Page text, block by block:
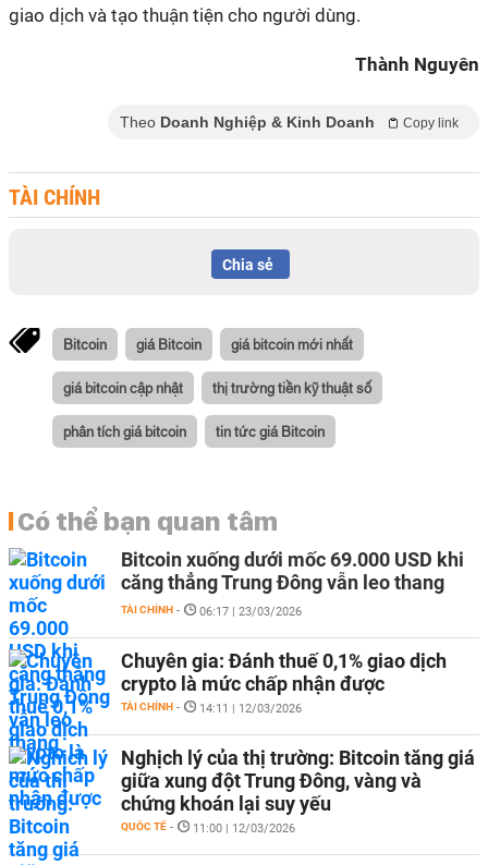
giao dịch và tạo thuận tiện cho người dùng.
Thành Nguyên
Theo Doanh Nghiệp & Kinh Doanh Copy link
TÀI CHÍNH
Chia sẻ
Bitcoin giá Bitcoin giá bitcoin mới nhất
giá bitcoin cập nhật thị trường tiền kỹ thuật số
phân tích giá bitcoin tin tức giá Bitcoin
Có thể bạn quan tâm
Bitcoin xuống dưới mốc 69.000 USD khi
căng thẳng Trung Đông vẫn leo thang
TÀI CHÍNH - 06:17 | 23/03/2026
Chuyên gia: Đánh thuế 0,1% giao dịch
crypto là mức chấp nhận được
TÀI CHÍNH - 14:11 | 12/03/2026
Nghịch lý của thị trường: Bitcoin tăng giá
giữa xung đột Trung Đông, vàng và
chứng khoán lại suy yếu
QUỐC TẾ - 11:00 | 12/03/2026